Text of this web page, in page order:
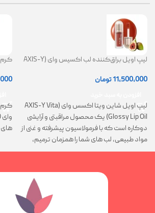
لیپ اویل براق‌کننده لب اکسیس وای (AXIS-Y
11,500,000تومان
لیپ اویل شاین ویتا اکسس وای (AXIS-Y Vita
Glossy Lip Oil) یک محصول مراقبتی و آرایشی
دوکاره است که با فرمولاسیون پیشرفته و غنی از
مواد طبیعی، لب های شما را همزمان ترمیم،
تغذیه و فوق العاده درخشان می کند
های